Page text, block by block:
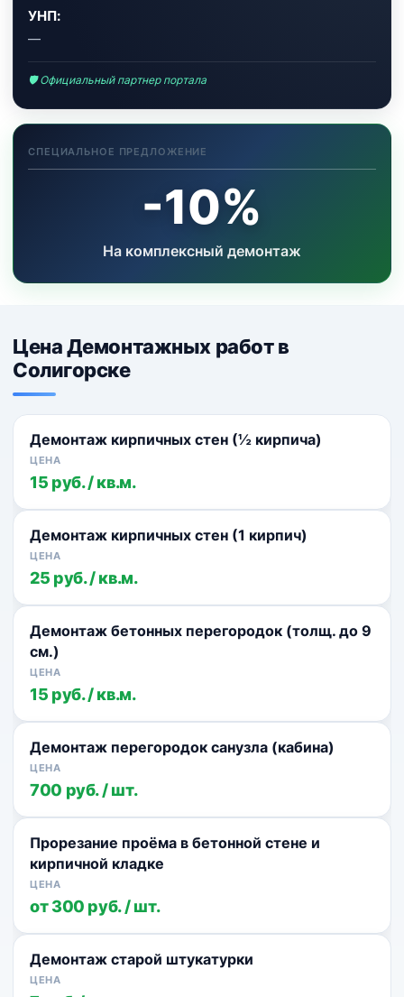
УНП:
—
🛡 Официальный партнер портала
СПЕЦИАЛЬНОЕ ПРЕДЛОЖЕНИЕ
-10%
На комплексный демонтаж
Цена Демонтажных работ в
Солигорске
Демонтаж кирпичных стен (½ кирпича)
15 руб. / кв.м.
Демонтаж кирпичных стен (1 кирпич)
25 руб. / кв.м.
Демонтаж бетонных перегородок (толщ. до 9
см.)
15 руб. / кв.м.
Демонтаж перегородок санузла (кабина)
700 руб. / шт.
Прорезание проёма в бетонной стене и
кирпичной кладке
от 300 руб. / шт.
Демонтаж старой штукатурки